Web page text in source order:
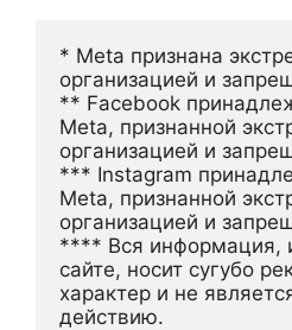
* Meta признана
организацией и
** Facebook
Meta, признанной
организацией и
*** Instagram
Meta, признанной
организацией и
**** Вся информация,
сайте, носит сугубо
характер и не
действию.